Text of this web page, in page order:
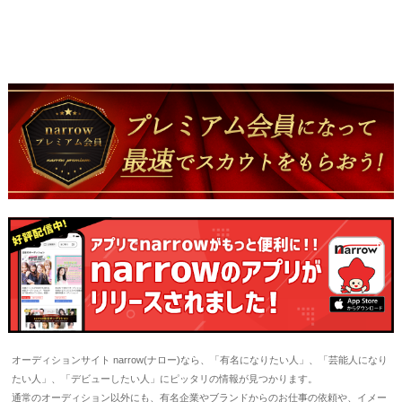
オーディションサイト narrow(ナロー)なら、「有名になりたい人」、「芸能人になり
たい人」、「デビューしたい人」にピッタリの情報が見つかります。
通常のオーディション以外にも、有名企業やブランドからのお仕事の依頼や、イメー